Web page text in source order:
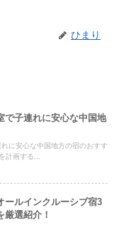
ひまり
で子連れに安心な中国地
に安心な中国地方の宿のおすす
計画する...
ールインクルーシブ宿3
選紹介！